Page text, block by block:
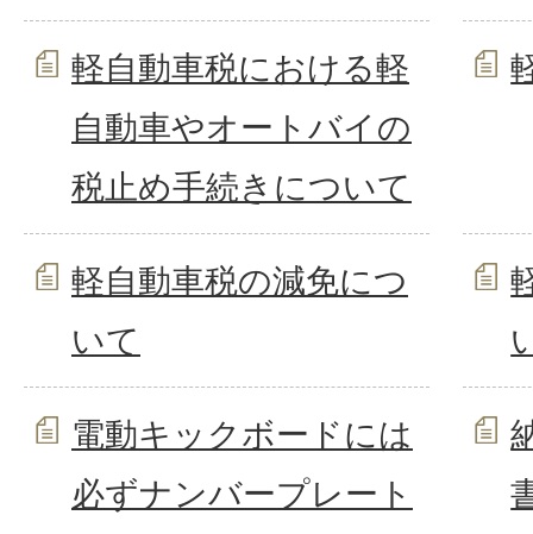
軽自動車税における軽
自動車やオートバイの
税止め手続きについて
軽自動車税の減免につ
いて
電動キックボードには
必ずナンバープレート